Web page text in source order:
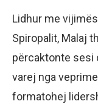
Lidhur me
Spiropalit, Malaj
përcaktonte sesi
varej nga
formatohej